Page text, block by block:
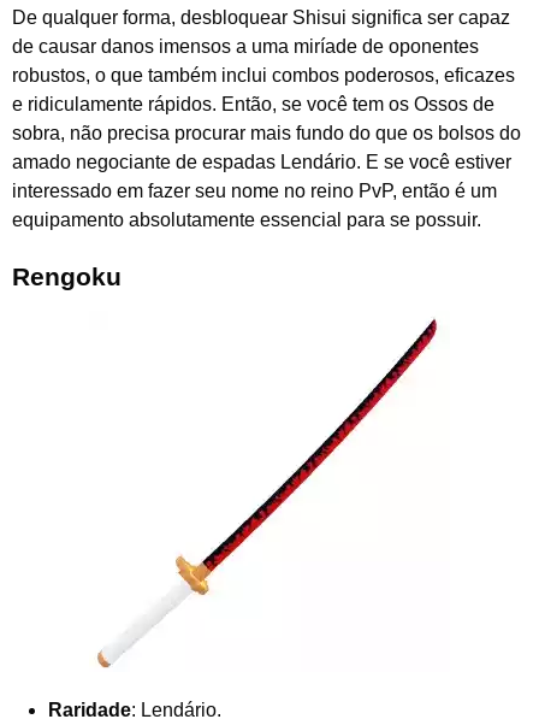
De qualquer forma, desbloquear Shisui significa ser capaz
de causar danos imensos a uma miríade de oponentes
robustos, o que também inclui combos poderosos, eficazes
e ridiculamente rápidos. Então, se você tem os Ossos de
sobra, não precisa procurar mais fundo do que os bolsos do
amado negociante de espadas Lendário. E se você estiver
interessado em fazer seu nome no reino PvP, então é um
equipamento absolutamente essencial para se possuir.
Rengoku
Raridade: Lendário.